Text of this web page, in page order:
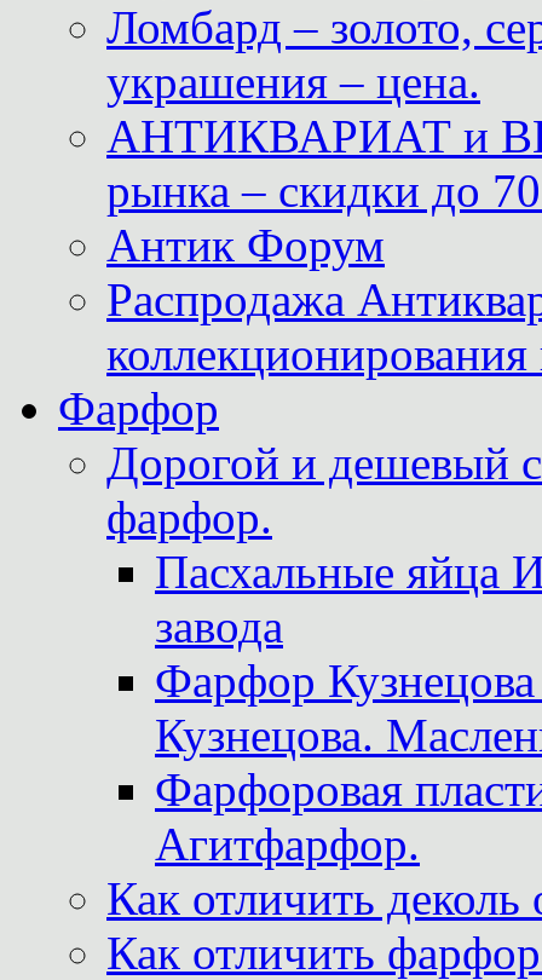
Ломбард – золото,
украшения – цена.
АНТИКВАРИАТ и
рынка – скидки до
Антик Форум
Распродажа
Фарфор
Дорогой и дешевый
фарфор.
Пасхальные яйца
завода
Фарфор
Кузнецова.
Фарфоровая
Агитфарфор.
Как отличить
Как отличить